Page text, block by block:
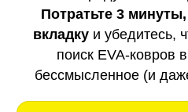
Потратьте 3
вкладку и убедитесь,
поиск EVA-ковров
бессмысленное (и